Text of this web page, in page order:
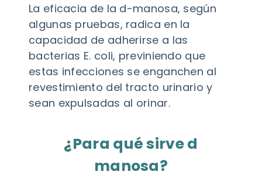
La eficacia de la d-manosa, según
algunas pruebas, radica en la
capacidad de adherirse a las
bacterias E. coli, previniendo que
estas infecciones se enganchen al
revestimiento del tracto urinario y
sean expulsadas al orinar.
¿Para qué sirve d
manosa?